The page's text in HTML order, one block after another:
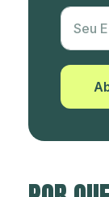
Utm
Seu